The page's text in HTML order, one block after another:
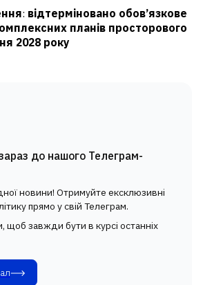
: відтерміновано обов’язкове
планів просторового
2028 року
до нашого Телеграм-
новини! Отримуйте ексклюзивні
прямо у свій Телеграм.
щоб завжди бути в курсі останніх